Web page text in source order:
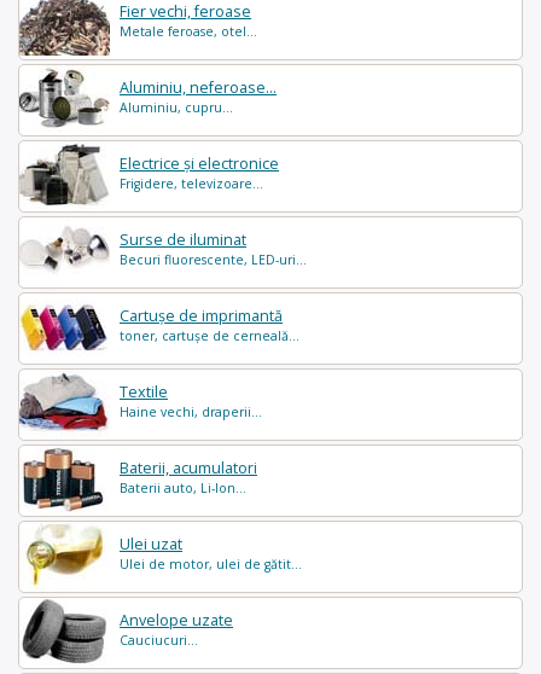
Fier vechi, feroase
Metale feroase, otel...
Aluminiu, neferoase...
Aluminiu, cupru...
Electrice și electronice
Frigidere, televizoare...
Surse de iluminat
Becuri fluorescente, LED-uri...
Cartușe de imprimantă
toner, cartușe de cerneală...
Textile
Haine vechi, draperii...
Baterii, acumulatori
Baterii auto, Li-Ion...
Ulei uzat
Ulei de motor, ulei de gătit...
Anvelope uzate
Cauciucuri...